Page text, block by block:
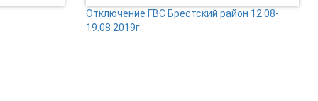
Отключение ГВС Брестский район 12.08-
19.08 2019г.